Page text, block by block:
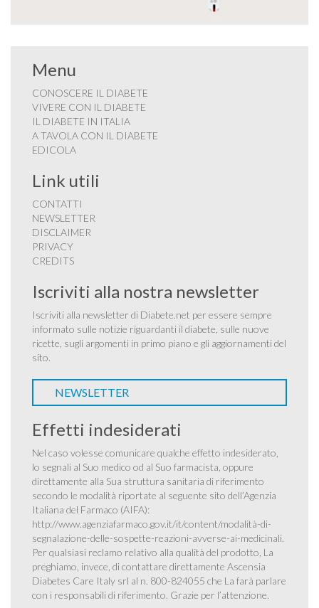
Menu
CONOSCERE IL DIABETE
VIVERE CON IL DIABETE
IL DIABETE IN ITALIA
A TAVOLA CON IL DIABETE
EDICOLA
Link utili
CONTATTI
NEWSLETTER
DISCLAIMER
PRIVACY
CREDITS
Iscriviti alla nostra newsletter
Iscriviti alla newsletter di Diabete.net per essere sempre
informato sulle notizie riguardanti il diabete, sulle nuove
ricette, sugli argomenti in primo piano e gli aggiornamenti del
sito.
NEWSLETTER
Effetti indesiderati
Nel caso volesse comunicare qualche effetto indesiderato,
lo segnali al Suo medico od al Suo farmacista, oppure
direttamente alla Sua struttura sanitaria di riferimento
secondo le modalità riportate al seguente sito dell’Agenzia
Italiana del Farmaco (AIFA):
http://www.agenziafarmaco.gov.it/it/content/modalità-di-
segnalazione-delle-sospette-reazioni-avverse-ai-medicinali.
Per qualsiasi reclamo relativo alla qualità del prodotto, La
preghiamo, invece, di contattare direttamente Ascensia
Diabetes Care Italy srl al n. 800-824055 che La farà parlare
con i responsabili di riferimento. Grazie per l’attenzione.